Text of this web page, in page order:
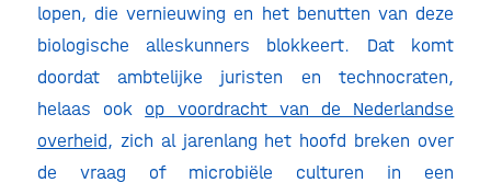
lopen, die vernieuwing en het benutten van deze
biologische alleskunners blokkeert. Dat komt
doordat ambtelijke juristen en technocraten,
helaas ook op voordracht van de Nederlandse
overheid, zich al jarenlang het hoofd breken over
de vraag of microbiële culturen in een